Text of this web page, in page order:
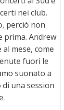
nei club.
perciò non
prima. Andrew
mese, come
fuori le
suonato a
di una session